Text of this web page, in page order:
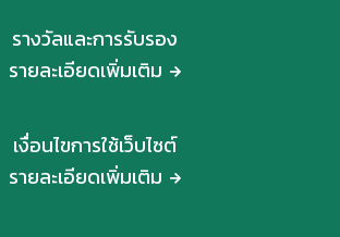
รางวัลและการรับรอง
รายละเอียดเพิ่มเติม
เงื่อนไขการใช้เว็บไซต์
รายละเอียดเพิ่มเติม